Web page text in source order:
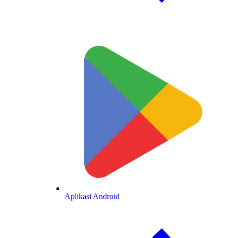
Aplikasi Android